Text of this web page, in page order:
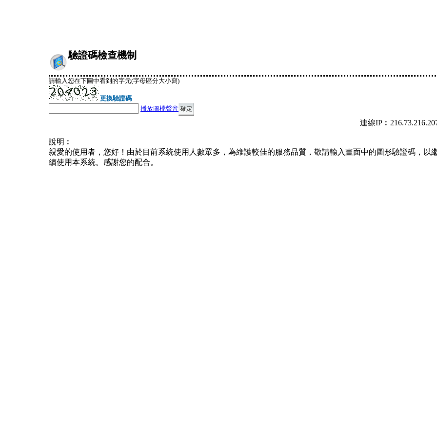
驗證碼檢查機制
請輸入您在下圖中看到的字元(字母區分大小寫)
更換驗證碼
播放圖檔聲音
連線
說明︰
親愛的使用者，您好！由於目前系統使用人數眾多，為維護較佳的服務品質，敬請輸入畫面中的圖形驗證碼，以
續使用本系統。感謝您的配合。